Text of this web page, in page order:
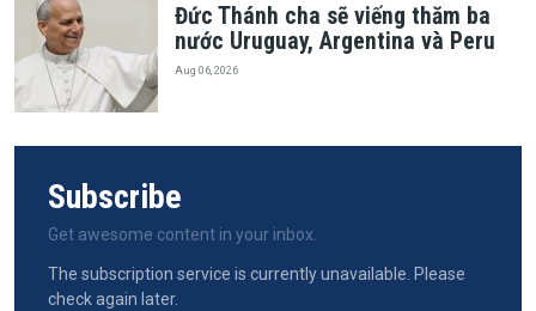
Đức Thánh cha sẽ viếng thăm ba
nước Uruguay, Argentina và Peru
Aug 06, 2026
Subscribe
Get awesome content in your inbox.
The subscription service is currently unavailable. Please
check again later.